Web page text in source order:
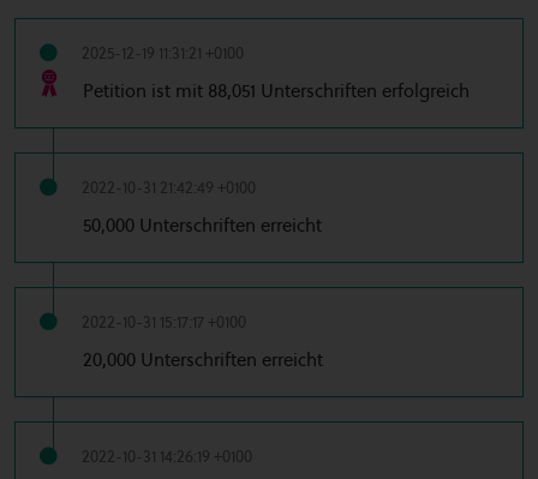
2025-12-19 11:31:21 +0100
Petition ist mit 88,051 Unterschriften erfolgreich
2022-10-31 21:42:49 +0100
50,000 Unterschriften erreicht
2022-10-31 15:17:17 +0100
20,000 Unterschriften erreicht
2022-10-31 14:26:19 +0100